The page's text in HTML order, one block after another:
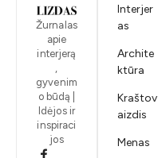
Žurnalas
apie
interjerą
gyvenim
o būdą |
Idėjos ir
inspiraci
jos
Interjer
as
Archite
ktūra
Kraštov
aizdis
Menas